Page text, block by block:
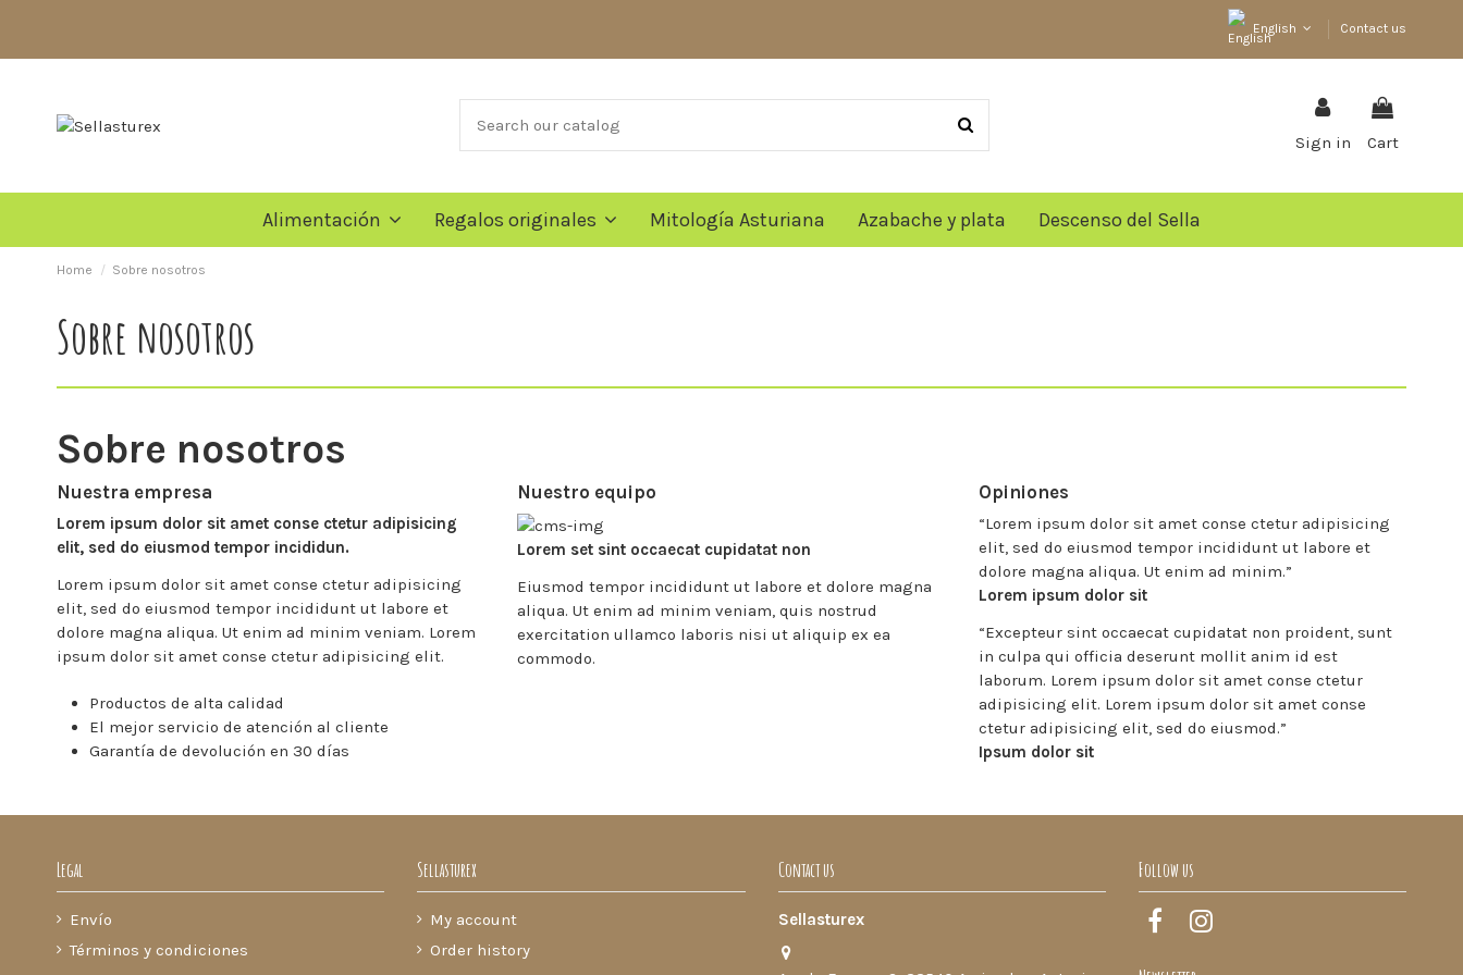
English Contact us
Sign in Cart
Alimentación Regalos originales Mitología Asturiana Azabache y plata Descenso del Sella
Home Sobre nosotros
Sobre nosotros
Sobre nosotros
Nuestra empresa
Lorem ipsum dolor sit amet conse ctetur adipisicing
elit, sed do eiusmod tempor incididun.
Lorem ipsum dolor sit amet conse ctetur adipisicing
elit, sed do eiusmod tempor incididunt ut labore et
dolore magna aliqua. Ut enim ad minim veniam. Lorem
ipsum dolor sit amet conse ctetur adipisicing elit.
Productos de alta calidad
El mejor servicio de atención al cliente
Garantía de devolución en 30 días
Nuestro equipo
Lorem set sint occaecat cupidatat non
Eiusmod tempor incididunt ut labore et dolore magna
aliqua. Ut enim ad minim veniam, quis nostrud
exercitation ullamco laboris nisi ut aliquip ex ea
commodo.
Opiniones
“Lorem ipsum dolor sit amet conse ctetur adipisicing
elit, sed do eiusmod tempor incididunt ut labore et
dolore magna aliqua. Ut enim ad minim.”
Lorem ipsum dolor sit
“Excepteur sint occaecat cupidatat non proident, sunt
in culpa qui officia deserunt mollit anim id est
laborum. Lorem ipsum dolor sit amet conse ctetur
adipisicing elit. Lorem ipsum dolor sit amet conse
ctetur adipisicing elit, sed do eiusmod.”
Ipsum dolor sit
Legal
Envío
Términos y condiciones
Sellasturex
My account
Order history
Contact us
Sellasturex
Follow us